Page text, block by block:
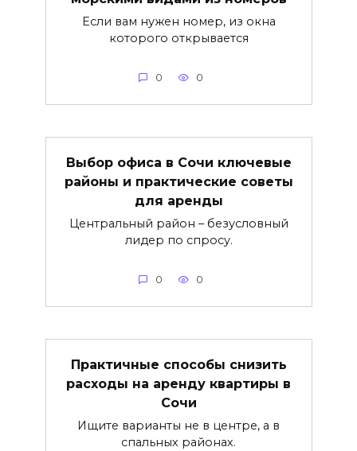
Если вам нужен номер, из окна
которого открывается
0 0
Выбор офиса в Сочи ключевые
районы и практические советы
для аренды
Центральный район – безусловный
лидер по спросу.
0 0
Практичные способы снизить
расходы на аренду квартиры в
Сочи
Ищите варианты не в центре, а в
спальных районах.